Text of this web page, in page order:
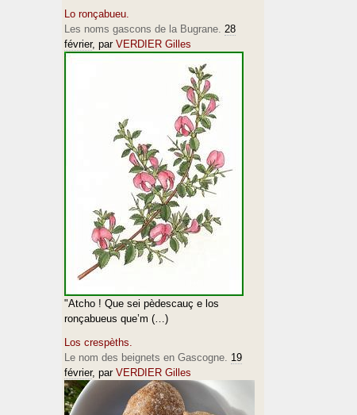
Lo ronçabueu.
Les noms gascons de la Bugrane. 28
février, par VERDIER Gilles
"Atcho ! Que sei pèdescauç e los
ronçabueus que’m (…)
Los crespèths.
Le nom des beignets en Gascogne. 19
février, par VERDIER Gilles